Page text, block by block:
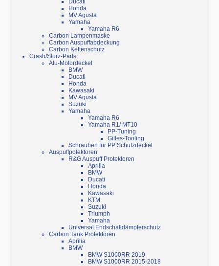
Ducati
Honda
MV Agusta
Yamaha
Yamaha R6
Carbon Lampenmaske
Carbon Auspuffabdeckung
Carbon Kettenschutz
Crash/Sturz-Pads
Alu-Motordeckel
BMW
Ducati
Honda
Kawasaki
MV Agusta
Suzuki
Yamaha
Yamaha R6
Yamaha R1/ MT10
PP-Tuning
Gilles-Tooling
Schrauben für PP Schutzdeckel
Auspuffpotektoren
R&G Auspuff Protektoren
Aprilia
BMW
Ducati
Honda
Kawasaki
KTM
Suzuki
Triumph
Yamaha
Universal Endschalldämpferschutz
Carbon Tank Protektoren
Aprilia
BMW
BMW S1000RR 2019-
BMW S1000RR 2015-2018